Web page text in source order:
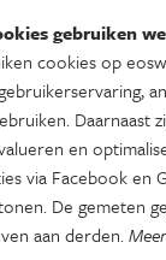
gebruiken
cookies op
Daarnaast
en
via Facebook en
De gemeten
aan derden.